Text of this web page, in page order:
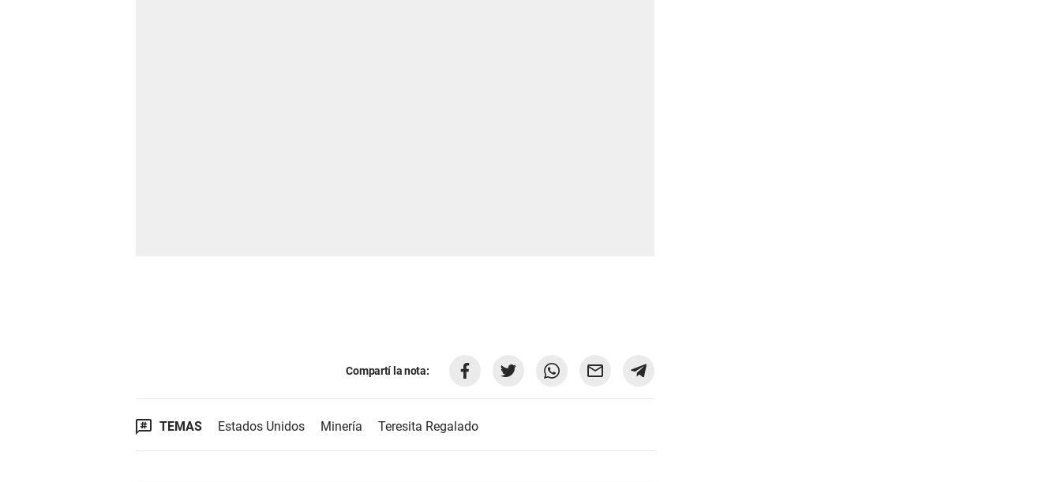
Compartí la nota:
TEMAS Estados Unidos Minería Teresita Regalado